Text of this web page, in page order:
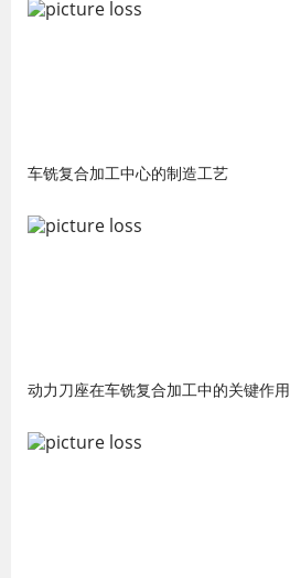
车铣复合加工中心的制造工艺
动力刀座在车铣复合加工中的关键作用